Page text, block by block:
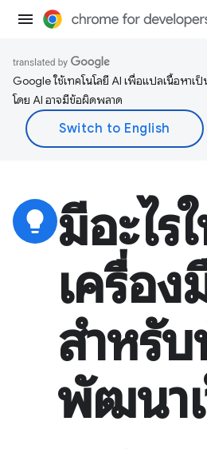
Google ใช้เทคโนโลยี AI เพื่อแปลเนื้อหาเ
โดย AI อาจมีข้อผิดพลาด
lightbulb มีอะไร
เครื่อง
สำหรั
พัฒนา